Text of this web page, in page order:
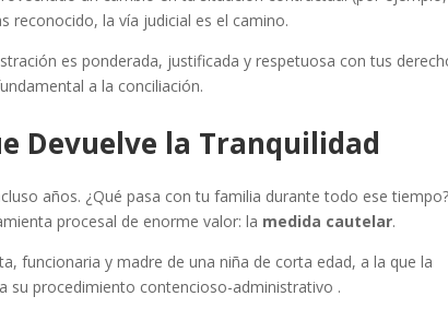
reconocido, la vía judicial es el camino.
es ponderada, justificada y respetuosa con tus
a la conciliación.
Devuelve la Tranquilidad
años. ¿Qué pasa con tu familia durante todo ese
procesal de enorme valor: la medida cautelar.
funcionaria y madre de una niña de corta edad, a la que la
su procedimiento contencioso-administrativo .